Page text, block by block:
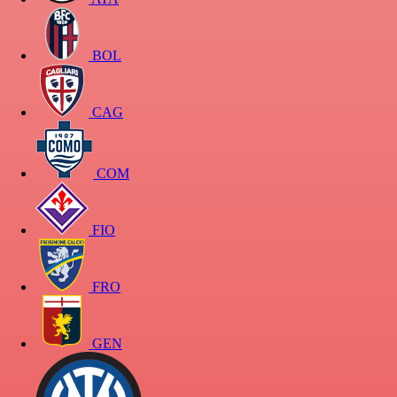
BOL
CAG
COM
FIO
FRO
GEN